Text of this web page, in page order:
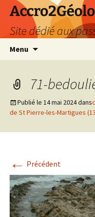
Site dédié aux
Menu
71-
Publié le 14 mai 2024dans
de St Pierre-les-Martigues
← Précédent